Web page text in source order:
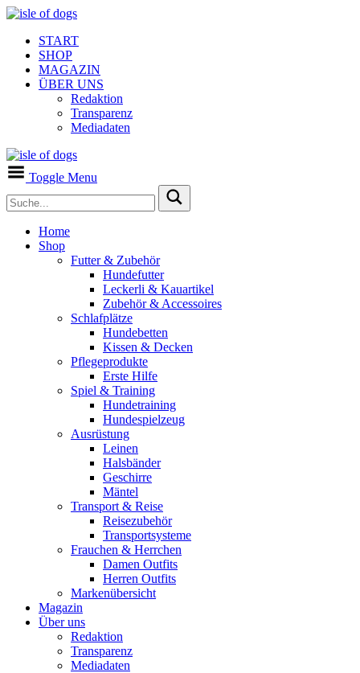
START
SHOP
MAGAZIN
ÜBER UNS
Redaktion
Transparenz
Mediadaten
Toggle Menu
Home
Shop
Futter & Zubehör
Hundefutter
Leckerli & Kauartikel
Zubehör & Accessoires
Schlafplätze
Hundebetten
Kissen & Decken
Pflegeprodukte
Erste Hilfe
Spiel & Training
Hundetraining
Hundespielzeug
Ausrüstung
Leinen
Halsbänder
Geschirre
Mäntel
Transport & Reise
Reisezubehör
Transportsysteme
Frauchen & Herrchen
Damen Outfits
Herren Outfits
Markenübersicht
Magazin
Über uns
Redaktion
Transparenz
Mediadaten